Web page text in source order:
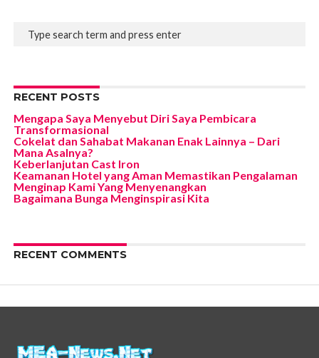
RECENT POSTS
Mengapa Saya Menyebut Diri Saya Pembicara
Transformasional
Cokelat dan Sahabat Makanan Enak Lainnya – Dari
Mana Asalnya?
Keberlanjutan Cast Iron
Keamanan Hotel yang Aman Memastikan Pengalaman
Menginap Kami Yang Menyenangkan
Bagaimana Bunga Menginspirasi Kita
RECENT COMMENTS